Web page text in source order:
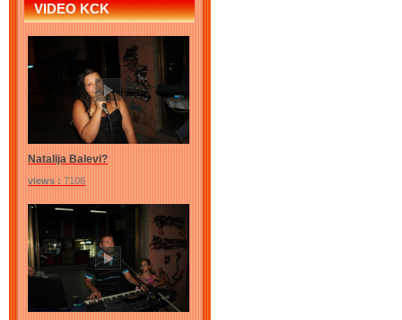
VIDEO KCK
Natalija Balevi?
views : 7106